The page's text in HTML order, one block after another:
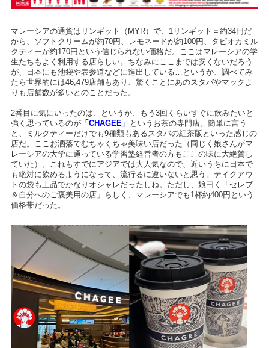
マレーシアの通貨はリンギット（MYR）で、1リンギット＝約34円だ
から、ソフトクリームが約70円、レモネードが約100円、タピオカミル
クティーが約170円という信じられない価格だ。ここはマレーシアの学
生たちもよく利用する店らしい。ちなみにここまでは安くないだろう
が、日本にも池袋や表参道などに進出している…というか、調べてみ
たら世界的には46,479店舗もあり、驚くことにあのスタバやマックよ
りも店舗数が多いとのことだった。
2番目に気にいったのは、というか、もう3回くらいすぐに飲みたいと
強く思っているのが「CHAGEE」 というお茶の専門店。簡単に言う
と、ミルクティーだけでも9種類もあるスタバの紅茶版といった感じの
店だ。ここお洒落でむちゃくちゃ美味い店だった（同じく娘さんがマ
レーシアの大学に通っている学習塾経営者の方もここの味に大絶賛し
ていた）。これもすでにアジアでは大人気なので、近いうちに日本で
も絶対に飲めるようになって、流行るに違いないと思う。テイクアウ
トの袋も上品でかなりオシャレだったしね。ただし、娘曰く「セレブ
＆自分へのご褒美用の店」らしく、マレーシアでも1杯約400円という
価格帯だった。